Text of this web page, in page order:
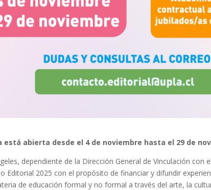
está abierta desde el 4 de noviembre hasta el 29 de
dependiente de la Dirección General de Vinculación con
Editorial 2025 con el propósito de financiar y difundir
de educación formal y no formal a través del arte, la